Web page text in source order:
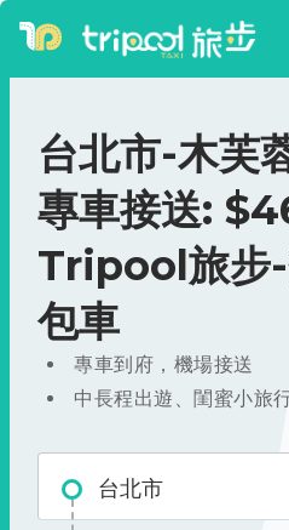
台北市-木芙
專車接送:
Tripool旅步
包車
專車到府，機場接送
中長程出遊、閨蜜小旅
台北市